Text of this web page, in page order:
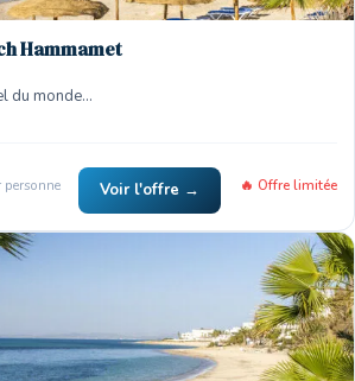
Hammamet
du monde…
personne Voir l'offre → 🔥 Offre limitée